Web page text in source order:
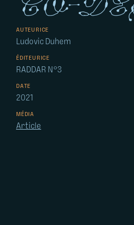
AUTEURICE
Ludovic Duhem
ÉDITEURICE
RADDAR N°3
DATE
2021
MÉDIA
Article